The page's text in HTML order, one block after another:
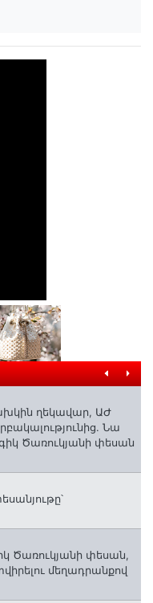
ղեկավար, ԱԺ
Նա
Ծառուկյանի փեսան
Ծառուկյանի փեսան,
մեղադրանքով